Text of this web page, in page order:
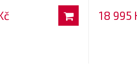
18 995